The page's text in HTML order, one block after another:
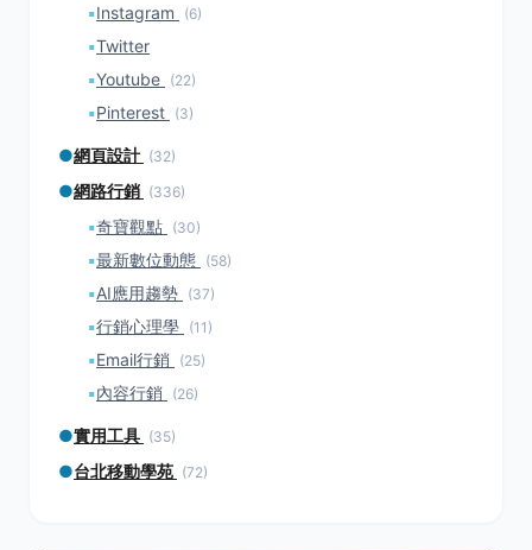
▪Instagram (6)
▪Twitter
▪Youtube (22)
▪Pinterest (3)
●網頁設計 (32)
●網路行銷 (336)
▪奇寶觀點 (30)
▪最新數位動態 (58)
▪AI應用趨勢 (37)
▪行銷心理學 (11)
▪Email行銷 (25)
▪內容行銷 (26)
●實用工具 (35)
●台北移動學苑 (72)